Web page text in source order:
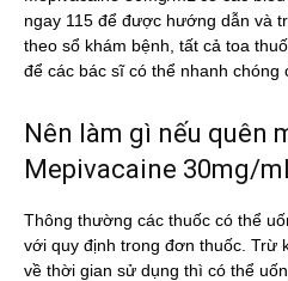
ngay 115 để được hướng dẫn và
theo sổ khám bệnh, tất cả toa
để các bác sĩ có thể nhanh chóng
Nên làm gì nếu quên
Mepivacaine 30mg/
Thông thường các thuốc có thể
với quy định trong đơn thuốc. Trừ
về thời gian sử dụng thì có thể